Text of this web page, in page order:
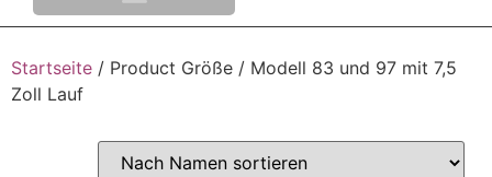
Startseite / Product Größe / Modell 83 und 97 mit 7,5
Zoll Lauf